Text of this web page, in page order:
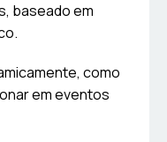
baseado em
como
em eventos